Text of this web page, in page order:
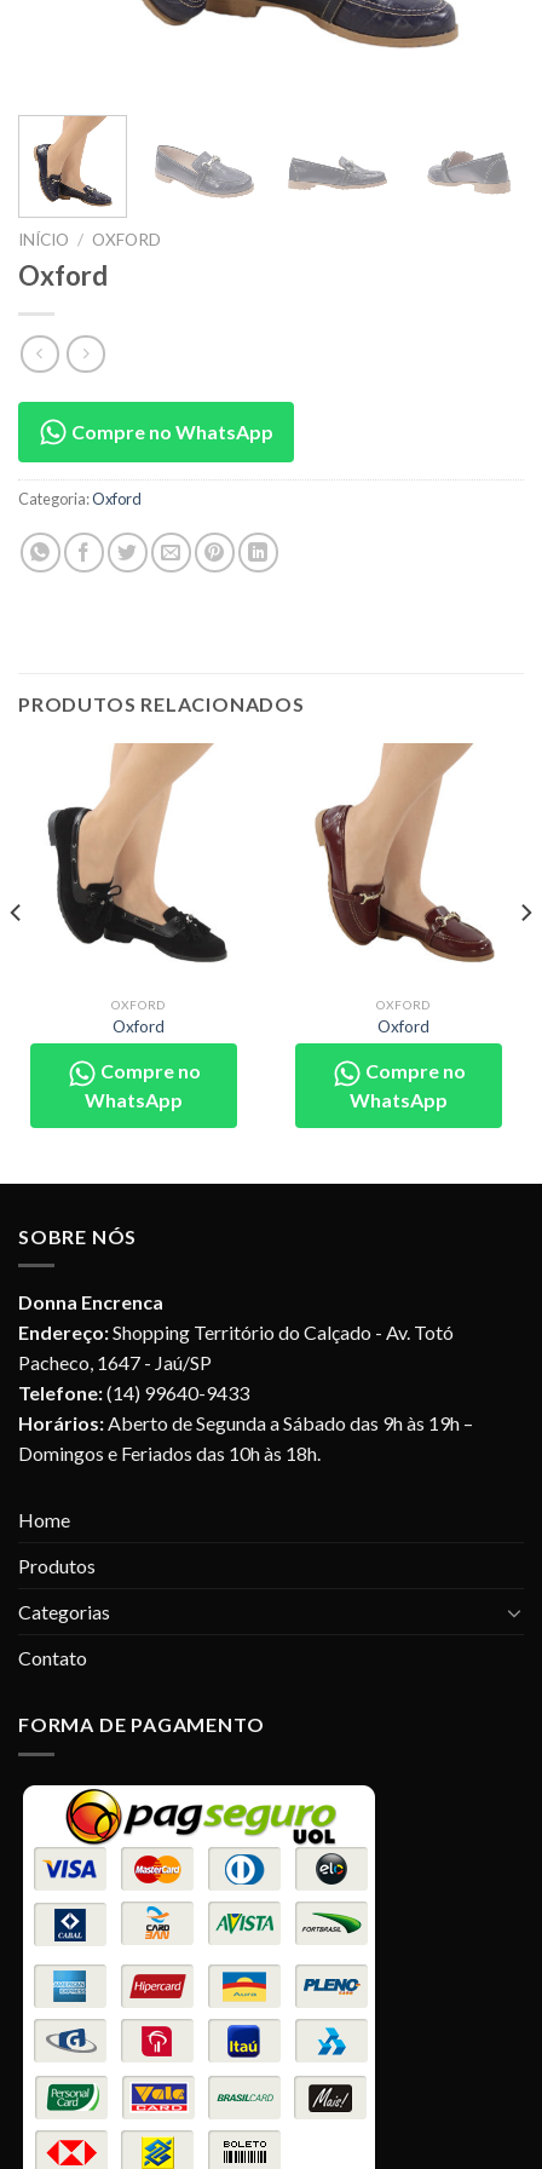
INÍCIO / OXFORD
Oxford
Compre no WhatsApp
Categoria:Oxford
PRODUTOS RELACIONADOS
OXFORD
Oxford
Compre no
WhatsApp
OXFORD
Oxford
Compre no
WhatsApp
SOBRE NÓS
Donna Encrenca
Endereço:Shopping Território do Calçado - Av. Totó
Pacheco, 1647 - Jaú/SP
Telefone:(14) 99640-9433
Horários:Aberto de Segunda a Sábado das 9h às 19h –
Domingos e Feriados das 10h às 18h.
Home
Produtos
Categorias
Contato
FORMA DE PAGAMENTO